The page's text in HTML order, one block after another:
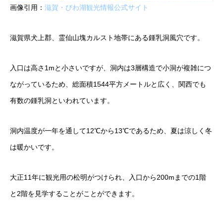
画像引用： 滋賀・びわ湖観光情報公式サイト
滋賀県犬上郡、霊仙山塊カルスト地帯にある鍾乳洞風穴です。
入口は高さ1mと小さいですが、洞内は3層構造で小洞が複雑につ
ながっているため、総面積1544平方メートルと広く、関西でも
有数の鍾乳洞といわれています。
洞内温度が一年を通して12℃から13℃であるため、夏は涼しく冬
は暖かいです。
大正11年に観光用の松明がつけられ、入口から200mまでの1階
と2階を見学することがことができます。